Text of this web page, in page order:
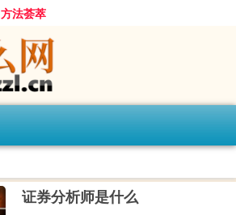
方法荟萃
证券分析师是什么